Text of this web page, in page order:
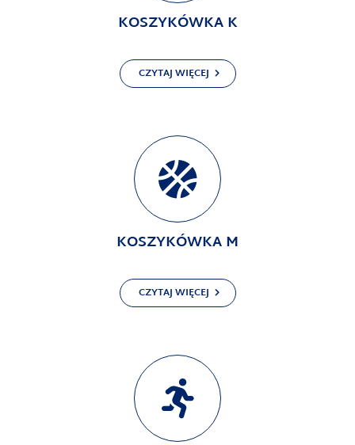
KOSZYKÓWKA K
CZYTAJ WIĘCEJ
KOSZYKÓWKA M
CZYTAJ WIĘCEJ